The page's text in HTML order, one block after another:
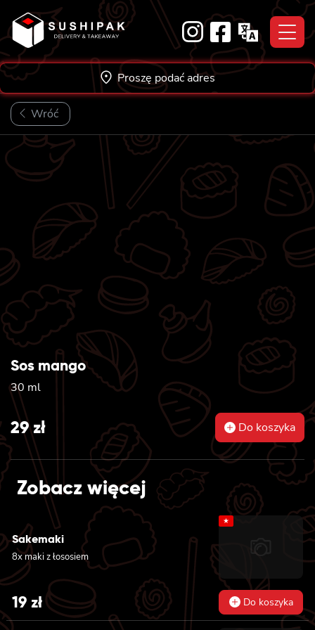
to
content
Proszę podać adres
Wróć
Sos mango
30 ml
29zł Do koszyka
Zobacz więcej
Sakemaki
8x maki z łososiem
★
19 zł Do koszyka